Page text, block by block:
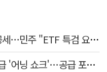
국힘 "김용범 경질해야" 총공세…민주 "ETF 특검 요구는 마타도어"
안철수 "이재명 정부 주택공급 '어닝 쇼크'…공급 포기한 대통령"